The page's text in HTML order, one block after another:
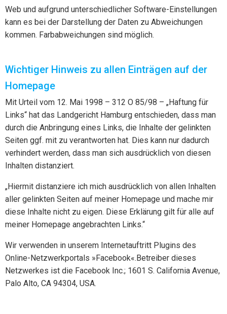
Web und aufgrund unterschiedlicher Software-Einstellungen
kann es bei der Darstellung der Daten zu Abweichungen
kommen. Farbabweichungen sind möglich.
Wichtiger Hinweis zu allen Einträgen auf der
Homepage
Mit Urteil vom 12. Mai 1998 – 312 O 85/98 – „Haftung für
Links“ hat das Landgericht Hamburg entschieden, dass man
durch die Anbringung eines Links, die Inhalte der gelinkten
Seiten ggf. mit zu verantworten hat. Dies kann nur dadurch
verhindert werden, dass man sich ausdrücklich von diesen
Inhalten distanziert.
„Hiermit distanziere ich mich ausdrücklich von allen Inhalten
aller gelinkten Seiten auf meiner Homepage und mache mir
diese Inhalte nicht zu eigen. Diese Erklärung gilt für alle auf
meiner Homepage angebrachten Links.“
Wir verwenden in unserem Internetauftritt Plugins des
Online-Netzwerkportals »Facebook«.Betreiber dieses
Netzwerkes ist die Facebook Inc.; 1601 S. California Avenue,
Palo Alto, CA 94304, USA.